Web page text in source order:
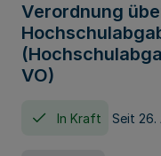
Verordnung
VO)
In Kraft Seit 26.